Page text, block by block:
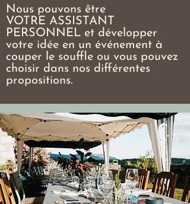
Nous pouvons être
VOTRE ASSISTANT
PERSONNEL et développer
votre idée en un événement à
couper le souffle ou vous pouvez
choisir dans nos différentes
propositions.